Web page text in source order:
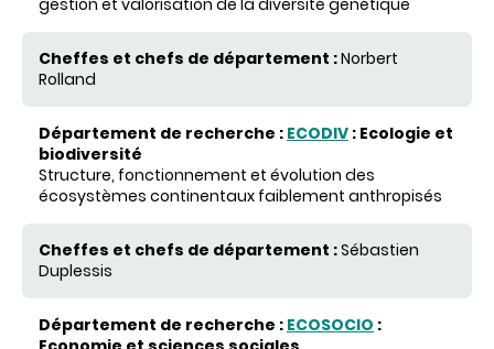
gestion et valorisation de la diversité génétique
Norbert
Rolland
ECODIV : Ecologie et
biodiversité
Structure, fonctionnement et évolution des
écosystèmes continentaux faiblement anthropisés
Sébastien
Duplessis
ECOSOCIO :